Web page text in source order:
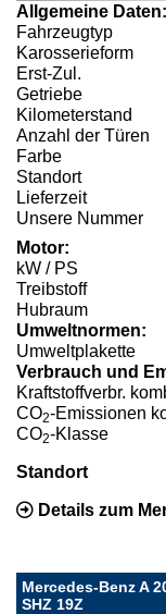
Allgemeine Daten:
Fahrzeugtyp
Karosserieform
Erst-Zul.
Getriebe
Kilometerstand
Anzahl der Türen
Farbe
Standort
Lieferzeit
Unsere Nummer
Motor:
kW / PS
Treibstoff
Hubraum
Umweltnormen:
Umweltplakette
Verbrauch und
Kraftstoffverbr.
CO2-Emissionen
CO2-Klasse
Standort
Details zum
Mercedes-Benz A
SHZ 19Z